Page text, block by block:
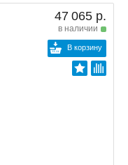
47 065 р.
в наличии
В корзину